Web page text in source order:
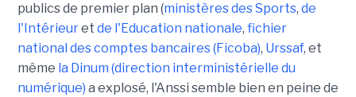
publics de premier plan (ministères des Sports, de
l'Intérieuret de l'Education nationale, fichier
national des comptes bancaires (Ficoba), Urssaf, et
même la Dinum (direction interministérielle du
numérique) a explosé, l'Anssi semble bien en peine de